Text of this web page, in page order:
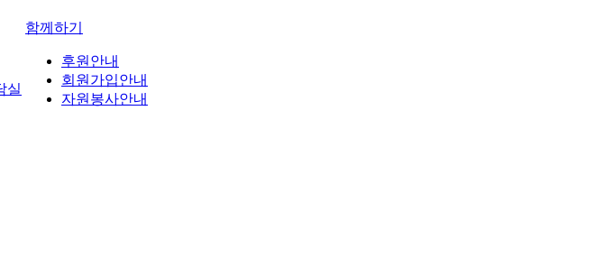
실
함께하기
후원안내
회원가입안내
자원봉사안내